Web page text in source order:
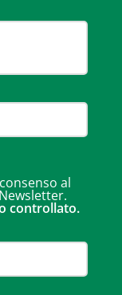
al
controllato.